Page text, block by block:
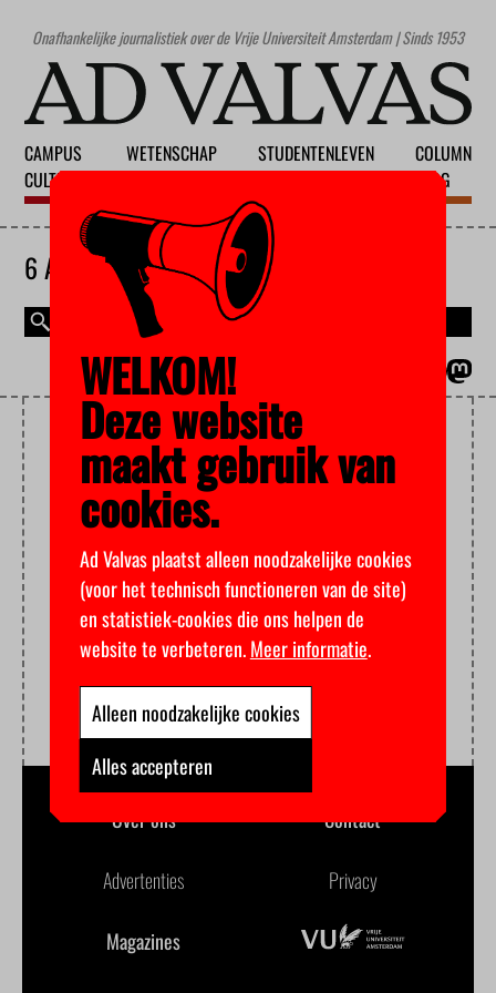
Onafhankelijke journalistiek over de Vrije Universiteit Amsterdam | Sinds 1953
CAMPUS
CULTUUR
WETENSCHAP
STUDENTENLEVEN
COLUMN
BLOG
6 AUGUSTUS 2026
KLIMAATACTIVIST
Over ons Contact
Advertenties Privacy
Magazines
WELKOM!
Deze website
maakt gebruik van
cookies.
Ad Valvas plaatst alleen noodzakelijke cookies
(voor het technisch functioneren van de site)
en statistiek-cookies die ons helpen de
website te verbeteren.Meer informatie.
Alleen noodzakelijke cookies
Alles accepteren